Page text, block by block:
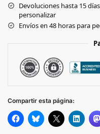
Devoluciones hasta 15
personalizar
Envíos en 48 horas para
Compartir esta página: